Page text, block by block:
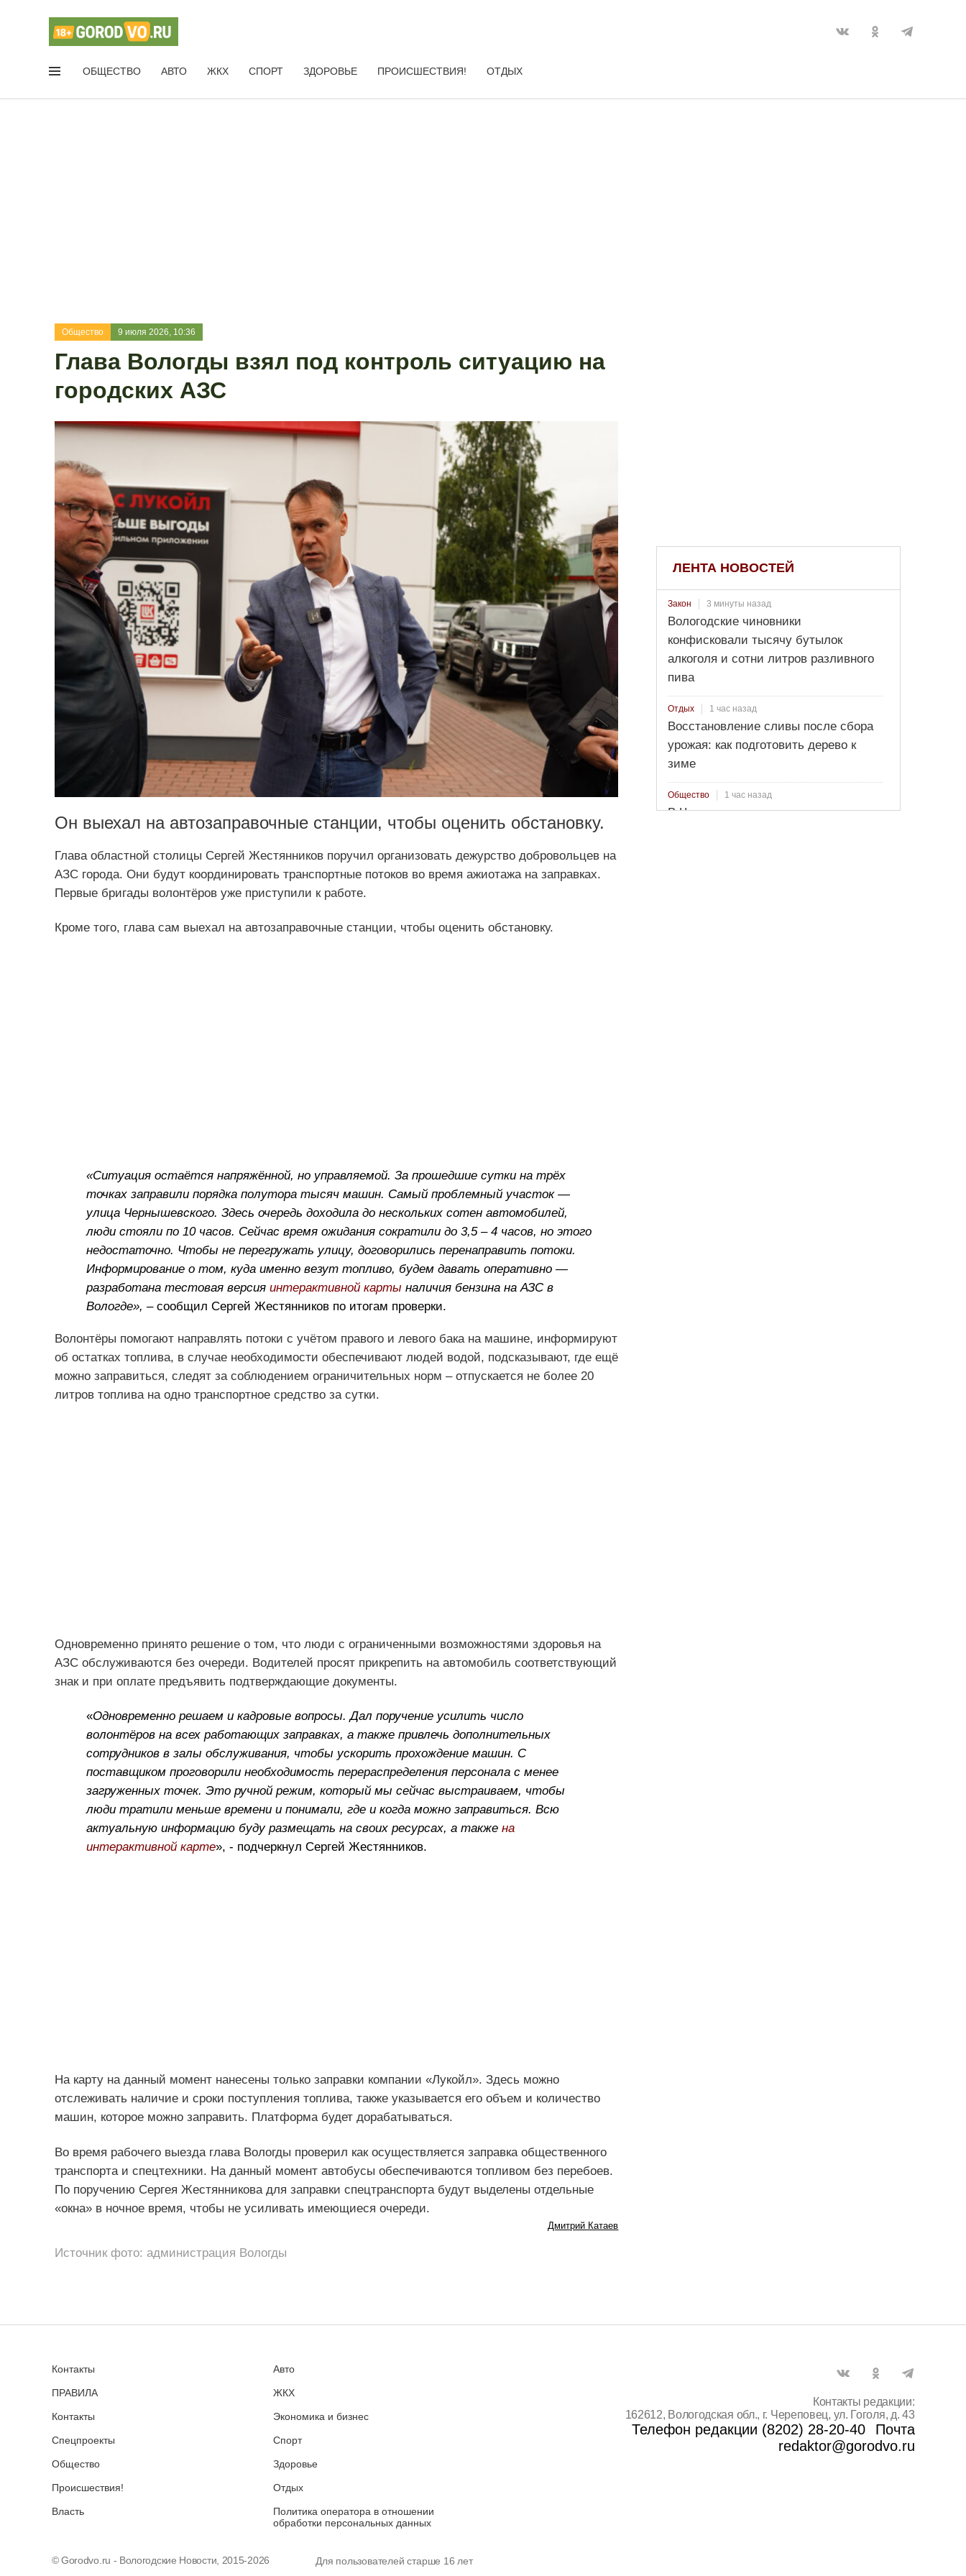
ОБЩЕСТВО АВТО ЖКХ СПОРТ ЗДОРОВЬЕ ПРОИСШЕСТВИЯ! ОТДЫХ
Общество 9 июля 2026, 10:36
Глава Вологды взял под контроль ситуацию на
городских АЗС
Он выехал на автозаправочные станции, чтобы оценить обстановку.
Глава областной столицы Сергей Жестянников поручил организовать дежурство добровольцев на
АЗС города. Они будут координировать транспортные потоков во время ажиотажа на заправках.
Первые бригады волонтёров уже приступили к работе.
Кроме того, глава сам выехал на автозаправочные станции, чтобы оценить обстановку.
«Ситуация остаётся напряжённой, но управляемой. За прошедшие сутки на трёх
точках заправили порядка полутора тысяч машин. Самый проблемный участок —
улица Чернышевского. Здесь очередь доходила до нескольких сотен автомобилей,
люди стояли по 10 часов. Сейчас время ожидания сократили до 3,5 – 4 часов, но этого
недостаточно. Чтобы не перегружать улицу, договорились перенаправить потоки.
Информирование о том, куда именно везут топливо, будем давать оперативно —
разработана тестовая версия интерактивной карты наличия бензина на АЗС в
Вологде», – сообщил Сергей Жестянников по итогам проверки.
Волонтёры помогают направлять потоки с учётом правого и левого бака на машине, информируют
об остатках топлива, в случае необходимости обеспечивают людей водой, подсказывают, где ещё
можно заправиться, следят за соблюдением ограничительных норм – отпускается не более 20
литров топлива на одно транспортное средство за сутки.
Одновременно принято решение о том, что люди с ограниченными возможностями здоровья на
АЗС обслуживаются без очереди. Водителей просят прикрепить на автомобиль соответствующий
знак и при оплате предъявить подтверждающие документы.
«Одновременно решаем и кадровые вопросы. Дал поручение усилить число
волонтёров на всех работающих заправках, а также привлечь дополнительных
сотрудников в залы обслуживания, чтобы ускорить прохождение машин. С
поставщиком проговорили необходимость перераспределения персонала с менее
загруженных точек. Это ручной режим, который мы сейчас выстраиваем, чтобы
люди тратили меньше времени и понимали, где и когда можно заправиться. Всю
актуальную информацию буду размещать на своих ресурсах, а также на
интерактивной карте», - подчеркнул Сергей Жестянников.
На карту на данный момент нанесены только заправки компании «Лукойл». Здесь можно
отслеживать наличие и сроки поступления топлива, также указывается его объем и количество
машин, которое можно заправить. Платформа будет дорабатываться.
Во время рабочего выезда глава Вологды проверил как осуществляется заправка общественного
транспорта и спецтехники. На данный момент автобусы обеспечиваются топливом без перебоев.
По поручению Сергея Жестянникова для заправки спецтранспорта будут выделены отдельные
«окна» в ночное время, чтобы не усиливать имеющиеся очереди.
Дмитрий Катаев
Источник фото: администрация Вологды
ЛЕНТА НОВОСТЕЙ
Закон 3 минуты назад
Вологодские чиновники
конфисковали тысячу бутылок
алкоголя и сотни литров разливного
пива
Отдых 1 час назад
Восстановление сливы после сбора
урожая: как подготовить дерево к
зиме
Общество 1 час назад
В Череповце группа подростков
Контакты
ПРАВИЛА
Контакты
Спецпроекты
Общество
Происшествия!
Власть
Авто
ЖКХ
Экономика и бизнес
Спорт
Здоровье
Отдых
Политика оператора в отношении
обработки персональных данных
Контакты редакции:
162612, Вологодская обл., г. Череповец, ул. Гоголя, д. 43
Телефон редакции (8202) 28-20-40
Почта
redaktor@gorodvo.ru
© Gorodvo.ru - Вологодские Новости, 2015-2026
Для пользователей старше 16 лет